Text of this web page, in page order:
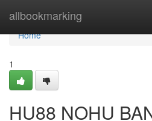
allbookmarking
Home
Home
1
HU88 NOHU